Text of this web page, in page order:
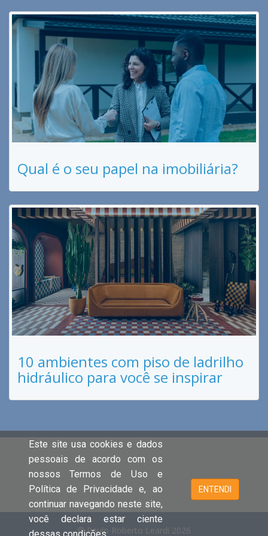
Qual é o seu papel na imobiliária?
10 ambientes com piso de ladrilho
hidráulico para você se inspirar
© Paulo Roberto Leardi 2026
Este site usa cookies e dados
pessoais de acordo com os
nossos Termos de Uso e
Política de Privacidade e, ao
continuar navegando neste site,
você declara estar ciente
ENTENDI